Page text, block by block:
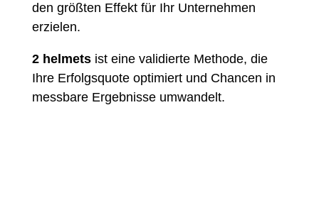
den größten Effekt für Ihr Unternehmen
erzielen.
2 helmetsist eine validierte Methode, die
Ihre Erfolgsquote optimiert und Chancen in
messbare Ergebnisse umwandelt.